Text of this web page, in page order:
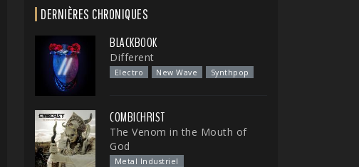
DERNIÈRES CHRONIQUES
BLACKBOOK
Different
Electro New Wave Synthpop
COMBICHRIST
The Venom in the Mouth of
God
Metal Industriel